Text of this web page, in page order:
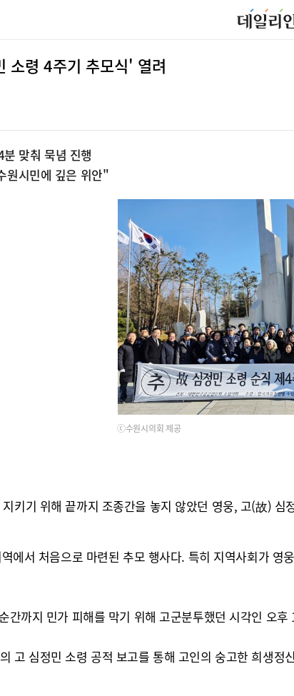
소령 4주기 추모식' 열려
맞춰 묵념 진행
원시민에 깊은 위안"
ⓒ수원시의회 제공
키기 위해 끝까지 조종간을 놓지 않았던 영웅, 고(故)
에서 처음으로 마련된 추모 행사다. 특히 지역사회가
간까지 민가 피해를 막기 위해 고군분투했던 시각인 오
고 심정민 소령 공적 보고를 통해 고인의 숭고한 희생